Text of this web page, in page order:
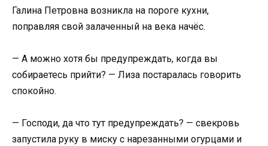
Галина Петровна возникла на пороге кухни,
поправляя свой залаченный на века начёс.
— А можно хотя бы предупреждать, когда вы
собираетесь прийти? — Лиза постаралась говорить
спокойно.
— Господи, да что тут предупреждать? — свекровь
запустила руку в миску с нарезанными огурцами и